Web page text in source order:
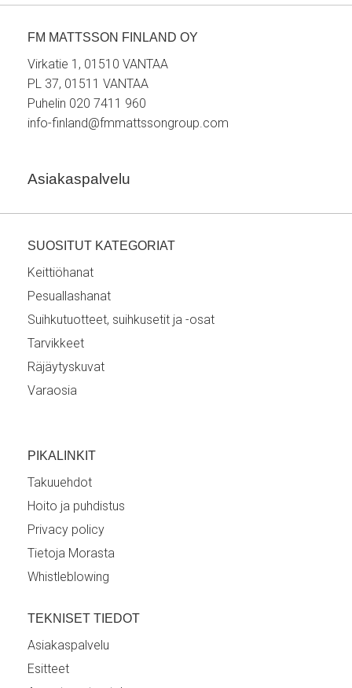
FM MATTSSON FINLAND OY
Virkatie 1, 01510 VANTAA
PL 37, 01511 VANTAA
Puhelin 020 7411 960
info-finland@fmmattssongroup.com
Asiakaspalvelu
SUOSITUT KATEGORIAT
Keittiöhanat
Pesuallashanat
Suihkutuotteet, suihkusetit ja -osat
Tarvikkeet
Räjäytyskuvat
Varaosia
PIKALINKIT
Takuuehdot
Hoito ja puhdistus
Privacy policy
Tietoja Morasta
Whistleblowing
TEKNISET TIEDOT
Asiakaspalvelu
Esitteet